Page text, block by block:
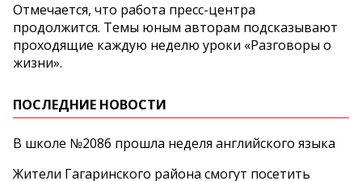
Отмечается, что работа пресс-центра
продолжится. Темы юным авторам подсказывают
проходящие каждую неделю уроки «Разговоры о
жизни».
ПОСЛЕДНИЕ НОВОСТИ
В школе №2086 прошла неделя английского языка
Жители Гагаринского района смогут посетить